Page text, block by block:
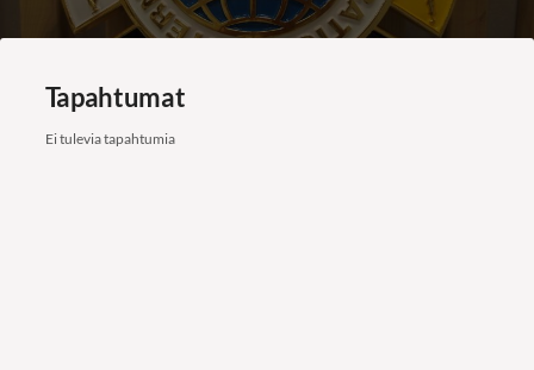
Tapahtumat
Ei tulevia tapahtumia